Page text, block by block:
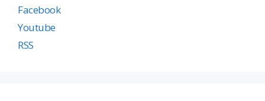
Facebook
Youtube
RSS